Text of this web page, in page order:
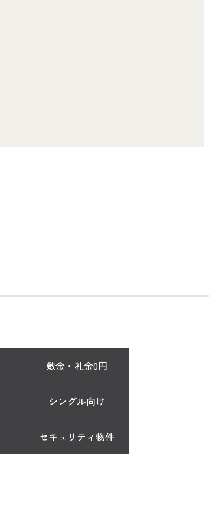
敷金・礼金0円
シングル向け
セキュリティ物件